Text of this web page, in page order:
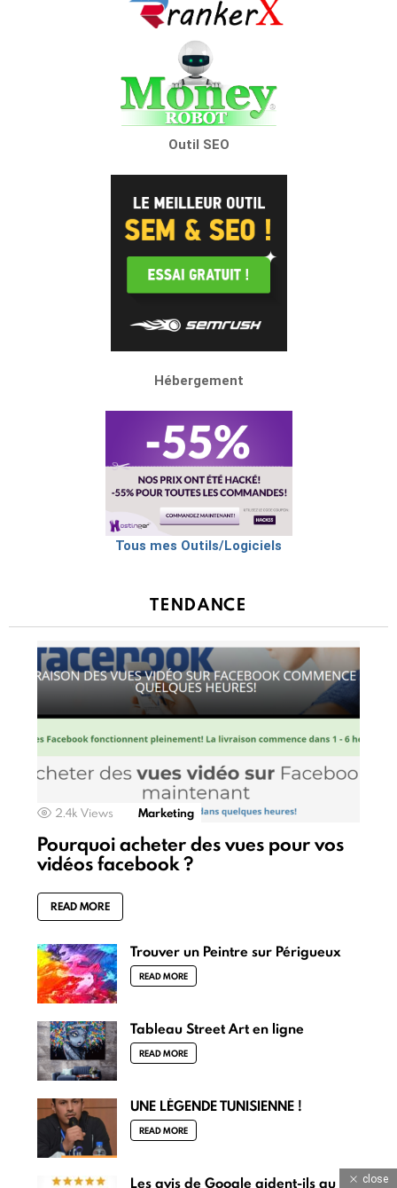
Outil SEO
Hébergement
Tous mes Outils/Logiciels
TENDANCE
2.4k Views Marketing
Pourquoi acheter des vues pour vos
vidéos facebook ?
READ MORE
Trouver un Peintre sur Périgueux
READ MORE
Tableau Street Art en ligne
READ MORE
UNE LÉGENDE TUNISIENNE !
READ MORE
Les avis de Google aident-ils au close